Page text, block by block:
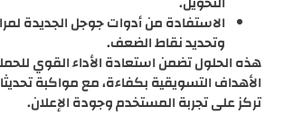
الاستفادة من أدوات جوجل الجديدة
وتحديد نقاط الضعف.
هذه الحلول تضمن استعادة الأداء القوي
الأهداف التسويقية بكفاءة، مع مواكبة
تركز على تجربة المستخدم وجودة الإعلان.